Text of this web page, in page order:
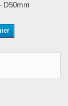
D50mm